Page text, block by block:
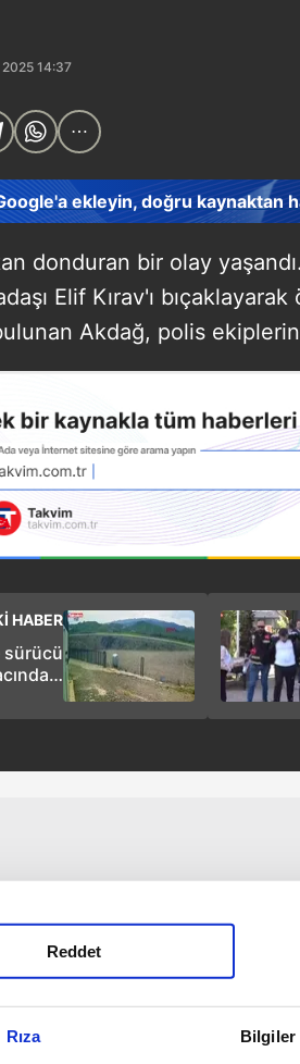
Rıza Bilgiler
Reddet
14:37
ekleyin, doğru kaynaktan
donduran bir olay
Elif Kırav'ı
Akdağ, polis
HABER
sürücü
yaralı